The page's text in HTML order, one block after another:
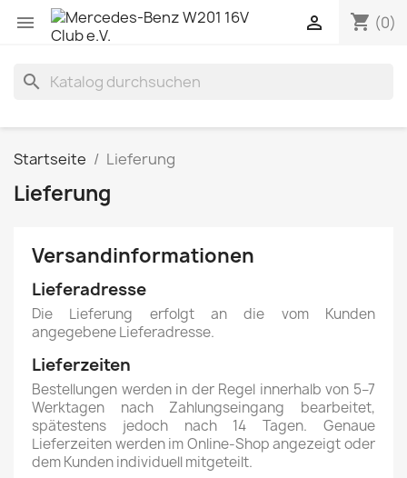
 shopping_cart (0)

search
Startseite Lieferung
Lieferung
Versandinformationen
Lieferadresse
Die Lieferung erfolgt an die vom Kunden
angegebene Lieferadresse.
Lieferzeiten
Bestellungen werden in der Regel innerhalb von 5–7
Werktagen nach Zahlungseingang bearbeitet,
spätestens jedoch nach 14 Tagen. Genaue
Lieferzeiten werden im Online-Shop angezeigt oder
dem Kunden individuell mitgeteilt.